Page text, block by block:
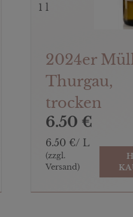
1 l
2024er
Thurgau,
trocken
6.50 €
6.50 €/ L
(zzgl.
Versand)